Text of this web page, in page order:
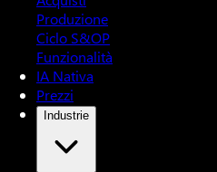
Produzione
Ciclo S&OP
Funzionalità
IA Nativa
Prezzi
Industrie